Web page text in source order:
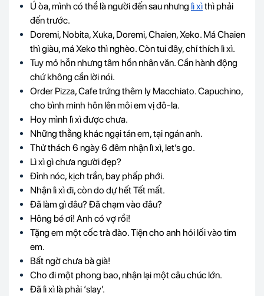
Ú òa, mình có thể là người đến sau nhưng lì xìthì phải
đến trước.
Doremi, Nobita, Xuka, Doremi, Chaien, Xeko. Má Chaien
thì giàu, má Xeko thì nghèo. Còn tui đây, chỉ thích lì xì.
Tuy mỏ hỗn nhưng tâm hồn nhân văn. Cần hành động
chứ không cần lời nói.
Order Pizza, Cafe trứng thêm ly Macchiato. Capuchino,
cho bình minh hôn lên môi em vị đô-la.
Hoy mình lì xì được chưa.
Những thằng khác ngại tán em, tại ngán anh.
Thử thách 6 ngày 6 đêm nhận lì xì, let’s go.
Lì xì gì chưa người đẹp?
Đỉnh nóc, kịch trần, bay phấp phới.
Nhận lì xì đi, còn do dự hết Tết mất.
Đã làm gì đâu? Đã chạm vào đâu?
Hông bé ơi! Anh có vợ rồi!
Tặng em một cốc trà đào. Tiện cho anh hỏi lối vào tim
em.
Bất ngờ chưa bà già!
Cho đi một phong bao, nhận lại một câu chúc lớn.
Đã lì xì là phải ‘slay’.